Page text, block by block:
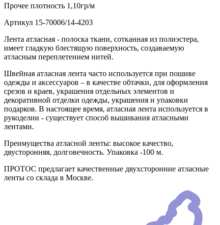
Прочее плотность 1,10гр/м
Артикул 15-70006/14-4203
Лента атласная - полоска ткани, сотканная из полиэстера,
имеет гладкую блестящую поверхность, создаваемую
атласным переплетением нитей.
Швейная атласная лента часто используется при пошиве
одежды и аксессуаров – в качестве обтачки, для оформления
срезов и краев, украшения отдельных элементов и
декоративной отделки одежды, украшения и упаковки
подарков. В настоящее время, атласная лента используется в
рукоделии - существует способ вышивания атласными
лентами.
Преимущества атласной ленты: высокое качество,
двусторонняя, долговечность. Упаковка -100 м.
ПРОТОС предлагает качественные двухсторонние атласные
ленты со склада в Москве.